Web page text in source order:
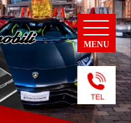
MENU